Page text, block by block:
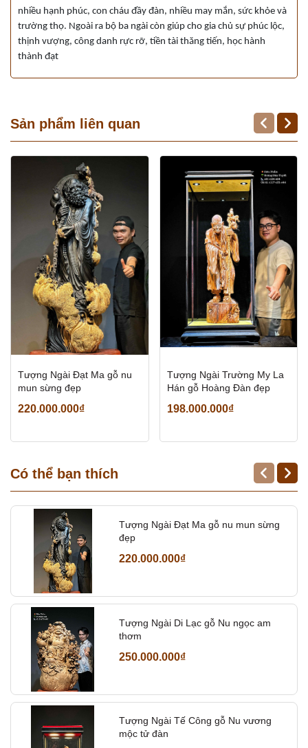
nhiều hạnh phúc, con cháu đầy đàn, nhiều may mắn, sức khỏe và
trường thọ. Ngoài ra bộ ba ngài còn giúp cho gia chủ sự phúc lộc,
thịnh vượng, công danh rực rỡ, tiền tài thăng tiến, học hành
thành đạt
Sản phẩm liên quan
Tượng Ngài Đạt Ma gỗ nu
mun sừng đẹp
220.000.000₫
Tượng Ngài Trường My La
Hán gỗ Hoàng Đàn đẹp
198.000.000₫
Có thể bạn thích
Tượng Ngài Đạt Ma gỗ nu mun sừng
đẹp
220.000.000₫
Tượng Ngài Di Lạc gỗ Nu ngọc am
thơm
250.000.000₫
Tượng Ngài Tế Công gỗ Nu vương
mộc tử đàn